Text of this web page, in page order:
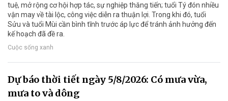
tuệ, mở rộng cơ hội hợp tác, sự nghiệp thăng tiến; tuổi Tý đón nhiều
vận may về tài lộc, công việc diễn ra thuận lợi. Trong khi đó, tuổi
Sửu và tuổi Mùi cần bình tĩnh trước áp lực để tránh ảnh hưởng đến
kế hoạch đã đề ra.
Cuộc sống xanh
Dự báo thời tiết ngày 5/8/2026: Có mưa vừa,
mưa to và dông